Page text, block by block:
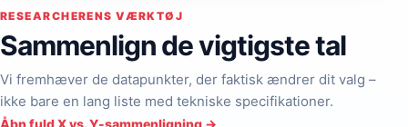
RESEARCHERENS VÆRKTØJ
Sammenlign de vigtigste tal
Vi fremhæver de datapunkter, der faktisk ændrer dit valg –
ikke bare en lang liste med tekniske specifikationer.
Åbn fuld X vs. Y-sammenligning →